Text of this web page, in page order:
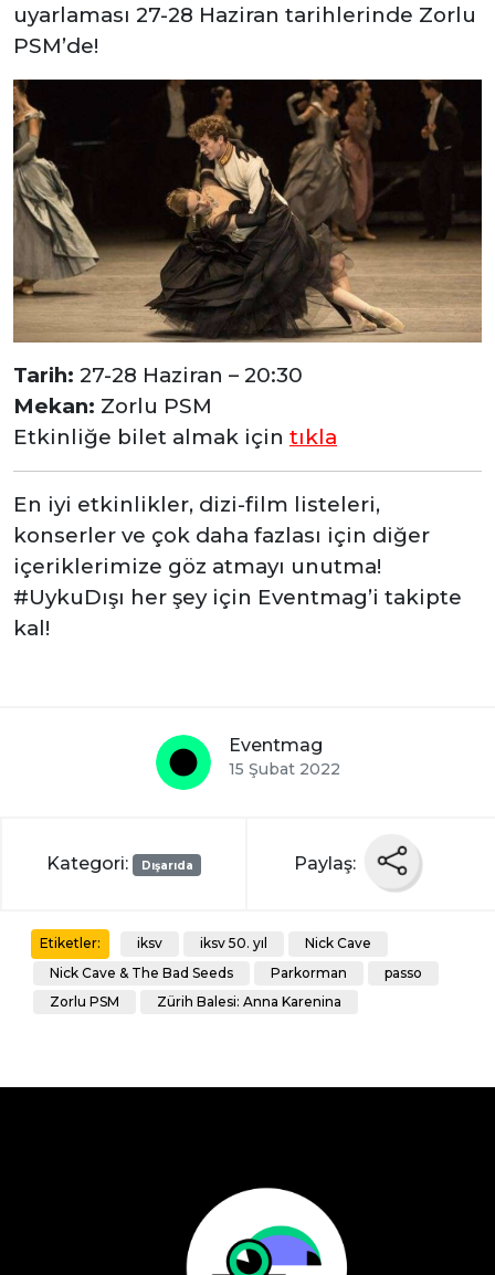
uyarlaması 27-28 Haziran tarihlerinde Zorlu
PSM’de!
Tarih: 27-28 Haziran – 20:30
Mekan: Zorlu PSM
Etkinliğe bilet almak için tıkla
En iyi etkinlikler, dizi-film listeleri,
konserler ve çok daha fazlası için diğer
içeriklerimize göz atmayı unutma!
#UykuDışı her şey için Eventmag’i takipte
kal!
Eventmag
15 Şubat 2022
Kategori: Dışarıda Paylaş:
Etiketler: iksv iksv 50. yıl
Nick Cave
Nick Cave & The Bad Seeds
Parkorman
passo
Zorlu PSM
Zürih Balesi: Anna Karenina